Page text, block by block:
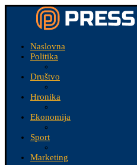
Naslovna
Politika
Društvo
Hronika
Ekonomija
Sport
Marketing